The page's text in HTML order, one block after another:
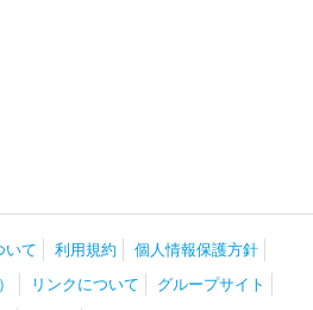
いて 利用規約
個人情報保護方針
リンクについて
グループサイト